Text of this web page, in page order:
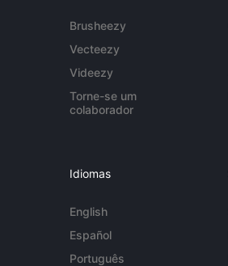
Brusheezy
Vecteezy
Videezy
Torne-se um
colaborador
Idiomas
English
Español
Português